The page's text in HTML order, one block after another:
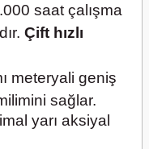
saat çalışma
Çift hızlı
meteryali geniş
sağlar.
imal yarı aksiyal